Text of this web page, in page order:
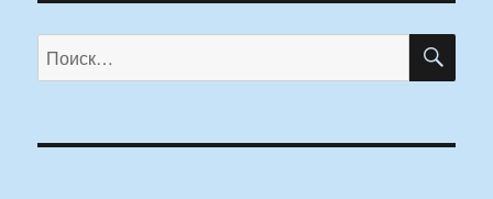
Искать: